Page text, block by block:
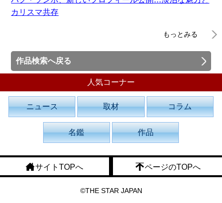
カリスマ共存
もっとみる
作品検索へ戻る
人気コーナー
ニュース 取材 コラム
名鑑 作品
サイトTOPへ ページのTOPへ
©THE STAR JAPAN